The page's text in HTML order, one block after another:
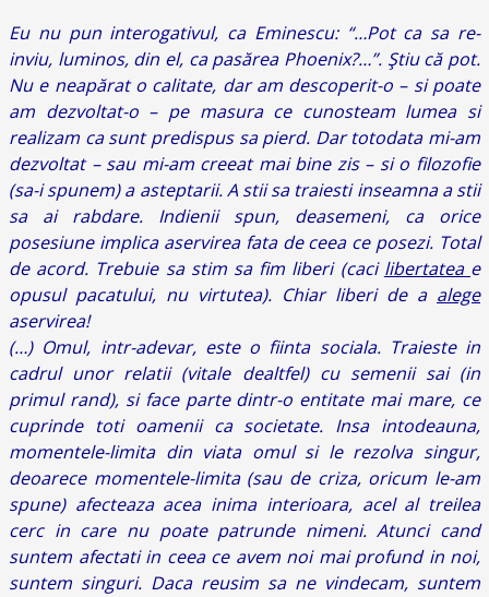
Eu nu pun interogativul, ca Eminescu: “…Pot ca sa re-
inviu, luminos, din el, ca pasărea Phoenix?…”. Ştiu că pot.
Nu e neapărat o calitate, dar am descoperit-o – si poate
am dezvoltat-o – pe masura ce cunosteam lumea si
realizam ca sunt predispus sa pierd. Dar totodata mi-am
dezvoltat – sau mi-am creeat mai bine zis – si o filozofie
(sa-i spunem) a asteptarii. A stii sa traiesti inseamna a stii
sa ai rabdare. Indienii spun, deasemeni, ca orice
posesiune implica aservirea fata de ceea ce posezi. Total
de acord. Trebuie sa stim sa fim liberi (caci libertatea e
opusul pacatului, nu virtutea). Chiar liberi de a alege
aservirea!
(…) Omul, intr-adevar, este o fiinta sociala. Traieste in
cadrul unor relatii (vitale dealtfel) cu semenii sai (in
primul rand), si face parte dintr-o entitate mai mare, ce
cuprinde toti oamenii ca societate. Insa intodeauna,
momentele-limita din viata omul si le rezolva singur,
deoarece momentele-limita (sau de criza, oricum le-am
spune) afecteaza acea inima interioara, acel al treilea
cerc in care nu poate patrunde nimeni. Atunci cand
suntem afectati in ceea ce avem noi mai profund in noi,
suntem singuri. Daca reusim sa ne vindecam, suntem